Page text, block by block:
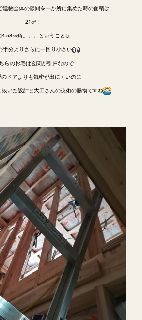
建物全体の隙間を一か所に集めた時の面積は
21㎠！
4.58㎝角。。。ということは
半分よりさらに一回り小さい
らのお宅は玄関が引戸なので
ドアよりも気密が出にくいのに
いた設計と大工さんの技術の賜物ですね